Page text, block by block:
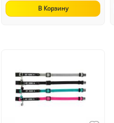
В Корзину